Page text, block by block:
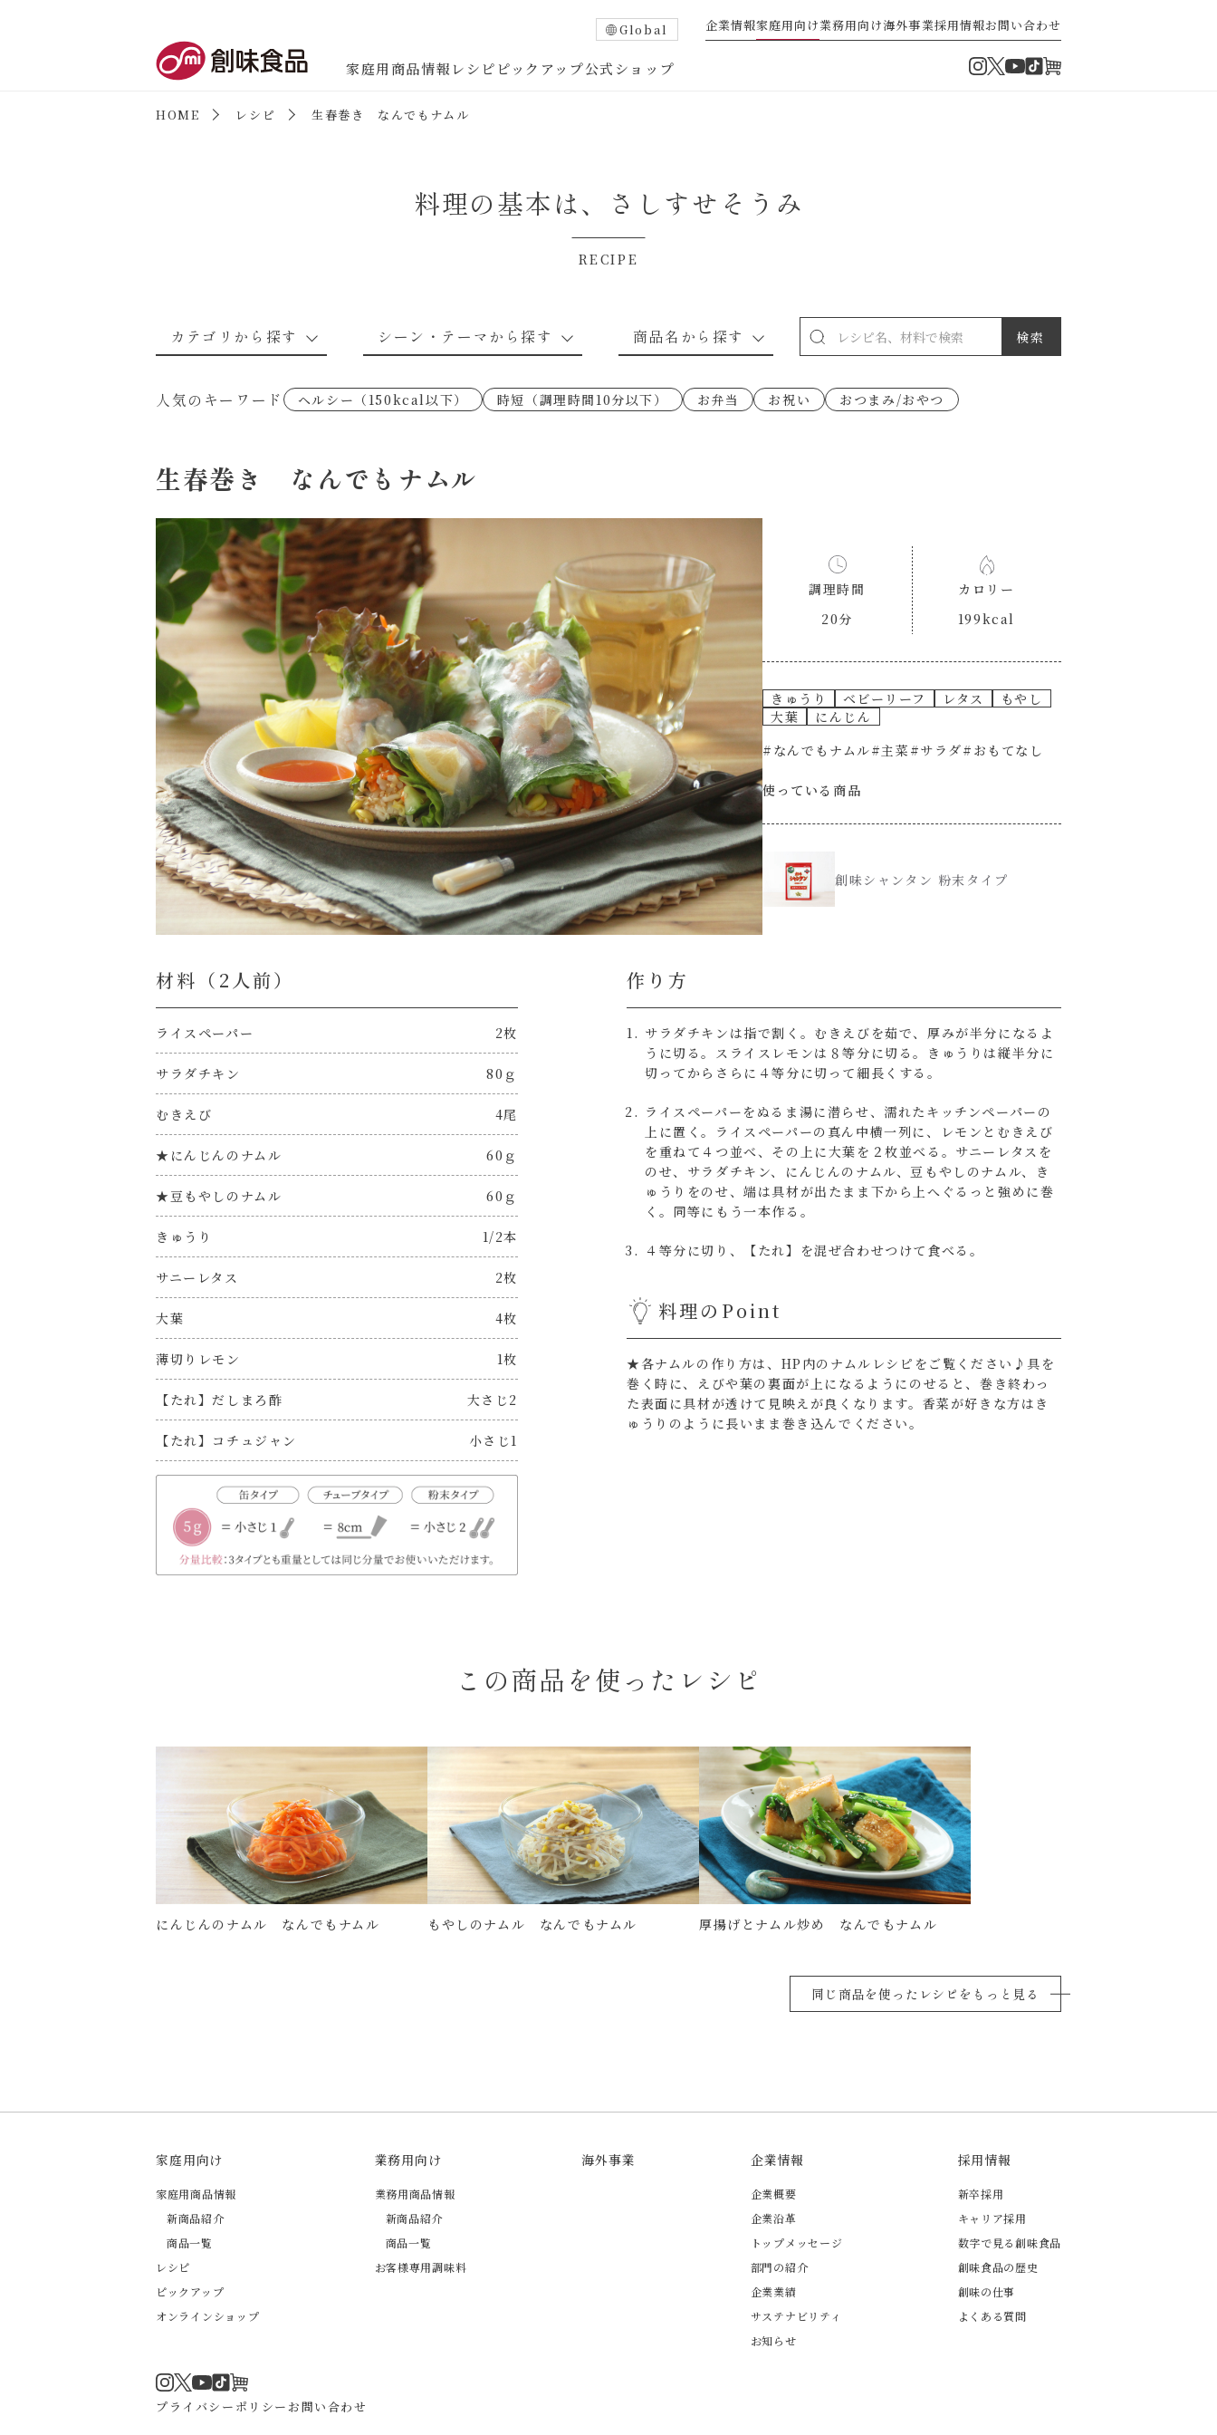
Global 企業情報家庭用向け業務用向け海外事業採用情報お問い合わせ
家庭用商品情報 レシピ ピックアップ公式ショップ Instagram
Twitter
YouTube
TikTok
HOME レシピ 生春巻き なんでもナムル
料理の基本は、 さしすせそうみ
RECIPE
カテゴリから探す
野菜のレシピ 魚介のレシピ お肉のレシピ 卵・乳のレシピ 穀物類のレシピ 果実のレシピ
シーン・テーマから探す
なんでもナムル 下味冷凍 なんでも南蛮
考えるな、二代目で炒めろ！～○○の炒 朝シャン（ごはん派）
朝シャン（パン派）
スープ 本気中華
鍋 グラタン/ドリア
パウチのまんまシリーズ だしまろ麺 シャンタン鍋
おもてなし
ホットプレート
ハロウィン クリスマス
年末年始
商品名から探す
あえるハコネーゼカルボナーラ あえるハコネーゼトマトバジル あえるハコネーゼ高菜
あえるハコネーゼミートソース あえるハコネーゼ明太子 あえるハコネーゼナポリタン
あえるハコネーゼジェノベーゼ あえるハコネーゼペペロンチーノ あえるハコネーゼたらこクリーム
すき焼のたれ
やみつききゃべつの塩たれ だしまろ酢
ハコネーゼ 完熟トマト ハコネーゼ 海老クリーム
ハコネーゼ ボンゴレ ハコネーゼ アラビアータ ハコネーゼ クリーミーボロネーゼ
人気のキーワード ヘルシー（150kcal以下） 時短（調理時間10分以下） お弁当 お祝い おつまみ/おやつ
生春巻き なんでもナムル
調理時間
20分
カロリー
199kcal
きゅうり ベビーリーフ レタス
もやし
大葉
にんじん
#なんでもナムル#主菜 #サラダ#おもてなし
使っている商品
創味シャンタン 粉末タイプ
材料（2⼈前）
ライスペーパー 2枚
サラダチキン 80ｇ
むきえび 4尾
★にんじんのナムル 60ｇ
★豆もやしのナムル 60ｇ
きゅうり 1/2本
サニーレタス 2枚
大葉 4枚
薄切りレモン 1枚
【たれ】だしまろ酢 大さじ2
【たれ】コチュジャン 小さじ1
作り方
サラダチキンは指で割く。むきえびを茹で、厚みが半分になるよ
うに切る。スライスレモンは８等分に切る。きゅうりは縦半分に
切ってからさらに４等分に切って細長くする。
ライスペーパーをぬるま湯に潜らせ、濡れたキッチンペーパーの
上に置く。ライスペーパーの真ん中横一列に、レモンとむきえび
を重ねて４つ並べ、その上に大葉を２枚並べる。サニーレタスを
のせ、サラダチキン、にんじんのナムル、豆もやしのナムル、き
ゅうりをのせ、端は具材が出たまま下から上へぐるっと強めに巻
く。同等にもう一本作る。
４等分に切り、【たれ】を混ぜ合わせつけて食べる。
料理のPoint
★各ナムルの作り方は、HP内のナムルレシピをご覧ください♪具を
巻く時に、えびや葉の裏面が上になるようにのせると、巻き終わっ
た表面に具材が透けて見映えが良くなります。香菜が好きな方はき
ゅうりのように長いまま巻き込んでください。
この商品を使ったレシピ
にんじんのナムル なんでもナムル もやしのナムル なんでもナムル 厚揚げとナムル炒め なんでもナムル
同じ商品を使ったレシピをもっと見る
家庭用向け
家庭用商品情報
新商品紹介
商品一覧
レシピ
ピックアップ
オンラインショップ
業務用向け
業務用商品情報
新商品紹介
商品一覧
お客様専用調味料
海外事業 企業情報
企業概要
企業沿革
トップメッセージ
部門の紹介
企業業績
サステナビリティ
お知らせ
採用情報
新卒採用
キャリア採用
数字で見る創味食品
創味食品の歴史
創味の仕事
よくある質問
Instagram
Twitter
YouTube
TikTok
プライバシーポリシーお問い合わせ